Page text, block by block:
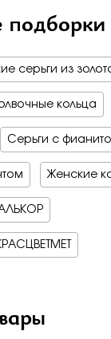
подборки
серьги из
кольца
Серьги с
Женские